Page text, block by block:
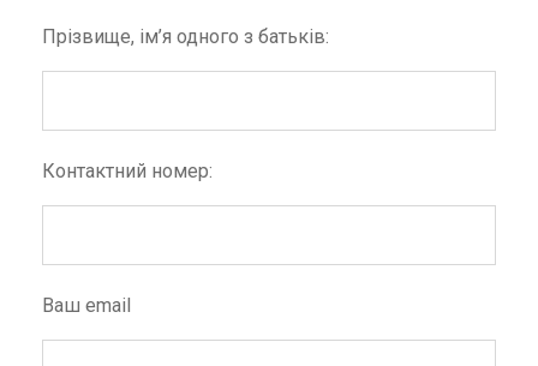
Прізвище, ім’я одного з батьків:
Контактний номер:
Ваш email